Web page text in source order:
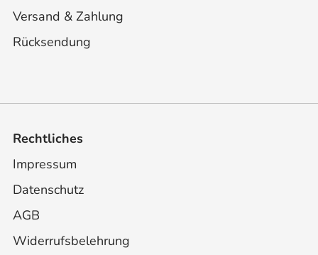
Versand & Zahlung
Rücksendung
Rechtliches
Impressum
Datenschutz
AGB
Widerrufsbelehrung